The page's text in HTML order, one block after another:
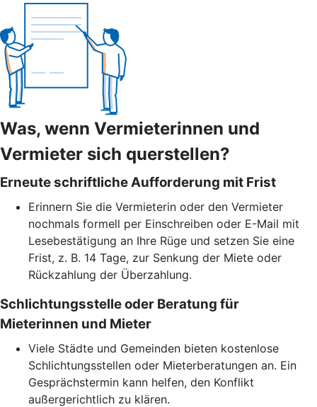
Was, wenn Vermieterinnen und
Vermieter sich querstellen?
Erneute schriftliche Aufforderung mit Frist
Erinnern Sie die Vermieterin oder den Vermieter
nochmals formell per Einschreiben oder E-Mail mit
Lesebestätigung an Ihre Rüge und setzen Sie eine
Frist, z. B. 14 Tage, zur Senkung der Miete oder
Rückzahlung der Überzahlung.
Schlichtungsstelle oder Beratung für
Mieterinnen und Mieter
Viele Städte und Gemeinden bieten kostenlose
Schlichtungsstellen oder Mieterberatungen an. Ein
Gesprächstermin kann helfen, den Konflikt
außergerichtlich zu klären.